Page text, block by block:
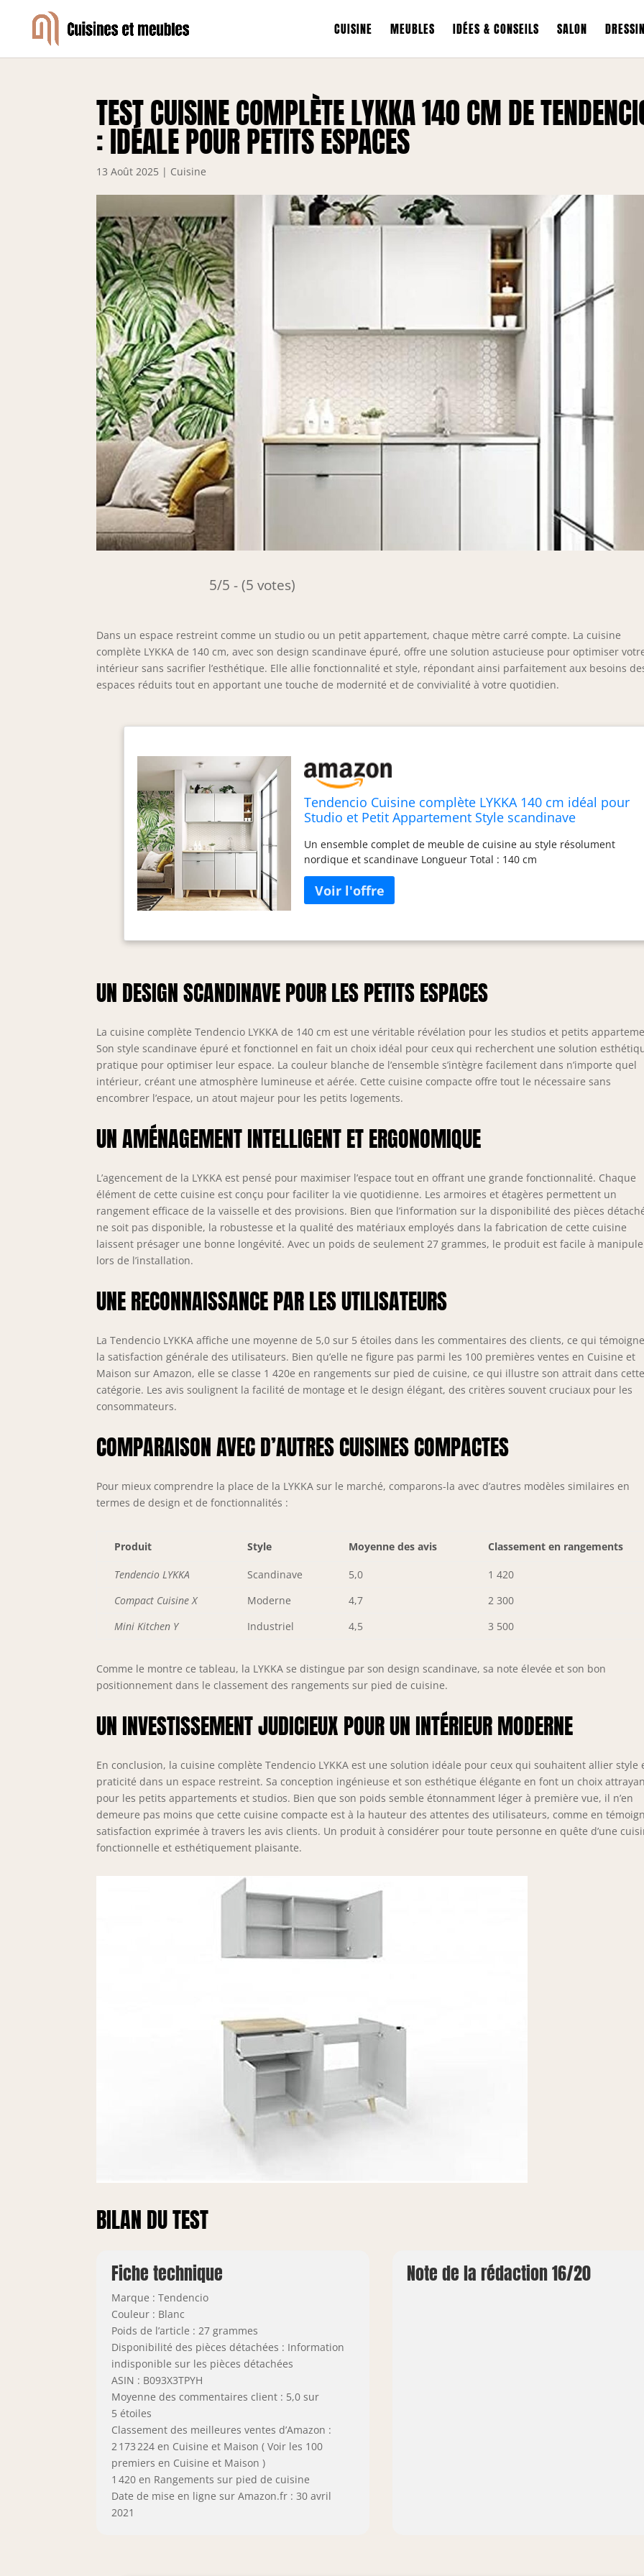
CUISINE MEUBLES IDÉES & CONSEILS SALON
TEST CUISINE COMPLÈTE LYKKA 140 CM DE
: IDÉALE POUR PETITS ESPACES
13 Août 2025 | Cuisine
5/5 - (5 votes)
Dans un espace restreint comme un studio ou un petit appartement, chaque mètre carré compte. La cuisine
complète LYKKA de 140 cm, avec son design scandinave épuré, offre une solution astucieuse pour optimiser
intérieur sans sacrifier l’esthétique. Elle allie fonctionnalité et style, répondant ainsi parfaitement aux besoins
espaces réduits tout en apportant une touche de modernité et de convivialité à votre quotidien.
Tendencio Cuisine complète LYKKA 140 cm idéal pour
Studio et Petit Appartement Style scandinave
Un ensemble complet de meuble de cuisine au style résolument
nordique et scandinave Longueur Total : 140 cm
UN DESIGN SCANDINAVE POUR LES PETITS ESPACES
La cuisine complète Tendencio LYKKA de 140 cm est une véritable révélation pour les studios et petits
Son style scandinave épuré et fonctionnel en fait un choix idéal pour ceux qui recherchent une solution
pratique pour optimiser leur espace. La couleur blanche de l’ensemble s’intègre facilement dans n’importe quel
intérieur, créant une atmosphère lumineuse et aérée. Cette cuisine compacte offre tout le nécessaire sans
encombrer l’espace, un atout majeur pour les petits logements.
UN AMÉNAGEMENT INTELLIGENT ET ERGONOMIQUE
L’agencement de la LYKKA est pensé pour maximiser l’espace tout en offrant une grande fonctionnalité. Chaque
élément de cette cuisine est conçu pour faciliter la vie quotidienne. Les armoires et étagères permettent un
rangement efficace de la vaisselle et des provisions. Bien que l’information sur la disponibilité des pièces
ne soit pas disponible, la robustesse et la qualité des matériaux employés dans la fabrication de cette cuisine
laissent présager une bonne longévité. Avec un poids de seulement 27 grammes, le produit est facile à
lors de l’installation.
UNE RECONNAISSANCE PAR LES UTILISATEURS
La Tendencio LYKKA affiche une moyenne de 5,0 sur 5 étoiles dans les commentaires des clients, ce qui
la satisfaction générale des utilisateurs. Bien qu’elle ne figure pas parmi les 100 premières ventes en Cuisine et
Maison sur Amazon, elle se classe 1 420e en rangements sur pied de cuisine, ce qui illustre son attrait dans
catégorie. Les avis soulignent la facilité de montage et le design élégant, des critères souvent cruciaux pour les
consommateurs.
COMPARAISON AVEC D’AUTRES CUISINES COMPACTES
Pour mieux comprendre la place de la LYKKA sur le marché, comparons-la avec d’autres modèles similaires en
termes de design et de fonctionnalités :
Produit Style Moyenne des avis Classement en rangements
Tendencio LYKKA Scandinave 5,0
1 420
Compact Cuisine X
Moderne 4,7
2 300
Mini Kitchen Y
Industriel 4,5 3 500
Comme le montre ce tableau, la LYKKA se distingue par son design scandinave, sa note élevée et son bon
positionnement dans le classement des rangements sur pied de cuisine.
UN INVESTISSEMENT JUDICIEUX POUR UN INTÉRIEUR MODERNE
En conclusion, la cuisine complète Tendencio LYKKA est une solution idéale pour ceux qui souhaitent allier style
praticité dans un espace restreint. Sa conception ingénieuse et son esthétique élégante en font un choix
pour les petits appartements et studios. Bien que son poids semble étonnamment léger à première vue, il n’en
demeure pas moins que cette cuisine compacte est à la hauteur des attentes des utilisateurs, comme en
satisfaction exprimée à travers les avis clients. Un produit à considérer pour toute personne en quête d’une
fonctionnelle et esthétiquement plaisante.
BILAN DU TEST
Fiche technique
Marque : Tendencio
Couleur : Blanc
Poids de l’article : 27 grammes
Disponibilité des pièces détachées : Information
indisponible sur les pièces détachées
ASIN : B093X3TPYH
Moyenne des commentaires client : 5,0 sur
5 étoiles
Classement des meilleures ventes d’Amazon :
2 173 224 en Cuisine et Maison ( Voir les 100
premiers en Cuisine et Maison )
1 420 en Rangements sur pied de cuisine
Date de mise en ligne sur Amazon.fr : 30 avril
2021
Note de la rédaction 16/20